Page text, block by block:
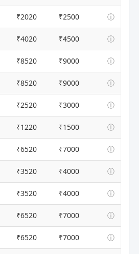
₹2020 ₹2500 ⓘ
₹4020 ₹4500 ⓘ
₹8520 ₹9000 ⓘ
₹8520 ₹9000 ⓘ
₹2520 ₹3000 ⓘ
₹1220 ₹1500 ⓘ
₹6520 ₹7000 ⓘ
₹3520 ₹4000 ⓘ
₹3520 ₹4000 ⓘ
₹6520 ₹7000 ⓘ
₹6520 ₹7000 ⓘ